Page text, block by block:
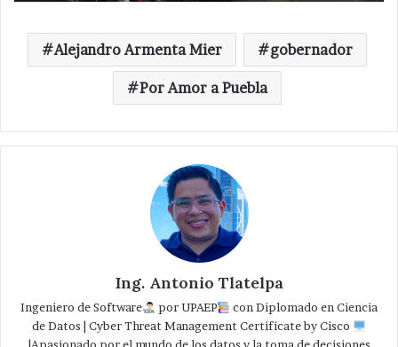
Alejandro Armenta Mier gobernador
Por Amor a Puebla
Ing. Antonio Tlatelpa
Ingeniero de Software por UPAEP
con Diplomado en Ciencia
de Datos | Cyber Threat Management Certificate by Cisco